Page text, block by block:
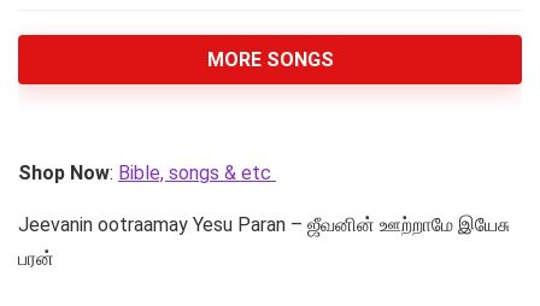
MORE SONGS
Shop Now: Bible, songs & etc
Jeevanin ootraamay Yesu Paran – ஜீவனின்‌ ஊற்றாமே இயேசு
பரன்‌